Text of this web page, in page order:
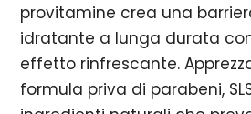
provitamine crea una
idratante a lunga durata
effetto rinfrescante.
formula priva di parabeni,